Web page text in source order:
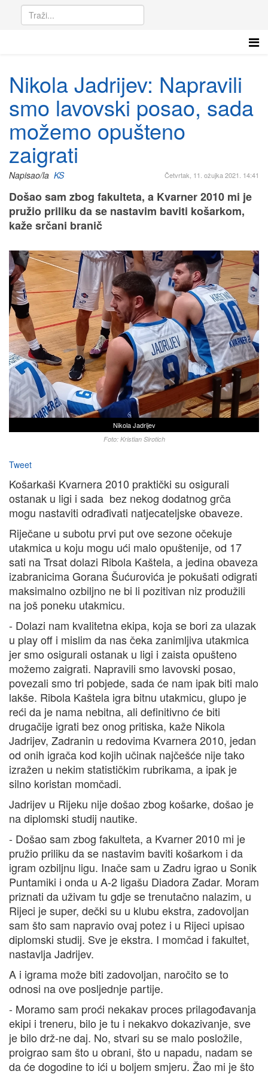
Nikola Jadrijev: Napravili
smo lavovski posao, sada
možemo opušteno
zaigrati
Četvrtak, 11. ožujka 2021. 14:41
Napisao/la KS
Došao sam zbog fakulteta, a Kvarner 2010 mi je
pružio priliku da se nastavim baviti košarkom,
kaže srčani branič
Nikola Jadrijev
Foto: Kristian Sirotich
Tweet
Košarkaši Kvarnera 2010 praktički su osigurali
ostanak u ligi i sada bez nekog dodatnog grča
mogu nastaviti odrađivati natjecateljske obaveze.
Riječane u subotu prvi put ove sezone očekuje
utakmica u koju mogu ući malo opuštenije, od 17
sati na Trsat dolazi Ribola Kaštela, a jedina obaveza
izabranicima Gorana Šućurovića je pokušati odigrati
maksimalno ozbiljno ne bi li pozitivan niz produžili
na još poneku utakmicu.
- Dolazi nam kvalitetna ekipa, koja se bori za ulazak
u play off i mislim da nas čeka zanimljiva utakmica
jer smo osigurali ostanak u ligi i zaista opušteno
možemo zaigrati. Napravili smo lavovski posao,
povezali smo tri pobjede, sada će nam ipak biti malo
lakše. Ribola Kaštela igra bitnu utakmicu, glupo je
reći da je nama nebitna, ali definitivno će biti
drugačije igrati bez onog pritiska, kaže Nikola
Jadrijev, Zadranin u redovima Kvarnera 2010, jedan
od onih igrača kod kojih učinak najčešće nije tako
izražen u nekim statističkim rubrikama, a ipak je
silno koristan momčadi.
Jadrijev u Rijeku nije došao zbog košarke, došao je
na diplomski studij nautike.
- Došao sam zbog fakulteta, a Kvarner 2010 mi je
pružio priliku da se nastavim baviti košarkom i da
igram ozbiljnu ligu. Inače sam u Zadru igrao u Sonik
Puntamiki i onda u A-2 ligašu Diadora Zadar. Moram
priznati da uživam tu gdje se trenutačno nalazim, u
Rijeci je super, dečki su u klubu ekstra, zadovoljan
sam što sam napravio ovaj potez i u Rijeci upisao
diplomski studij. Sve je ekstra. I momčad i fakultet,
nastavlja Jadrijev.
A i igrama može biti zadovoljan, naročito se to
odnosi na ove posljednje partije.
- Moramo sam proći nekakav proces prilagođavanja
ekipi i treneru, bilo je tu i nekakvo dokazivanje, sve
je bilo drž-ne daj. No, stvari su se malo posložile,
proigrao sam što u obrani, što u napadu, nadam se
da će dogodine to ići u boljem smjeru. Žao mi je što